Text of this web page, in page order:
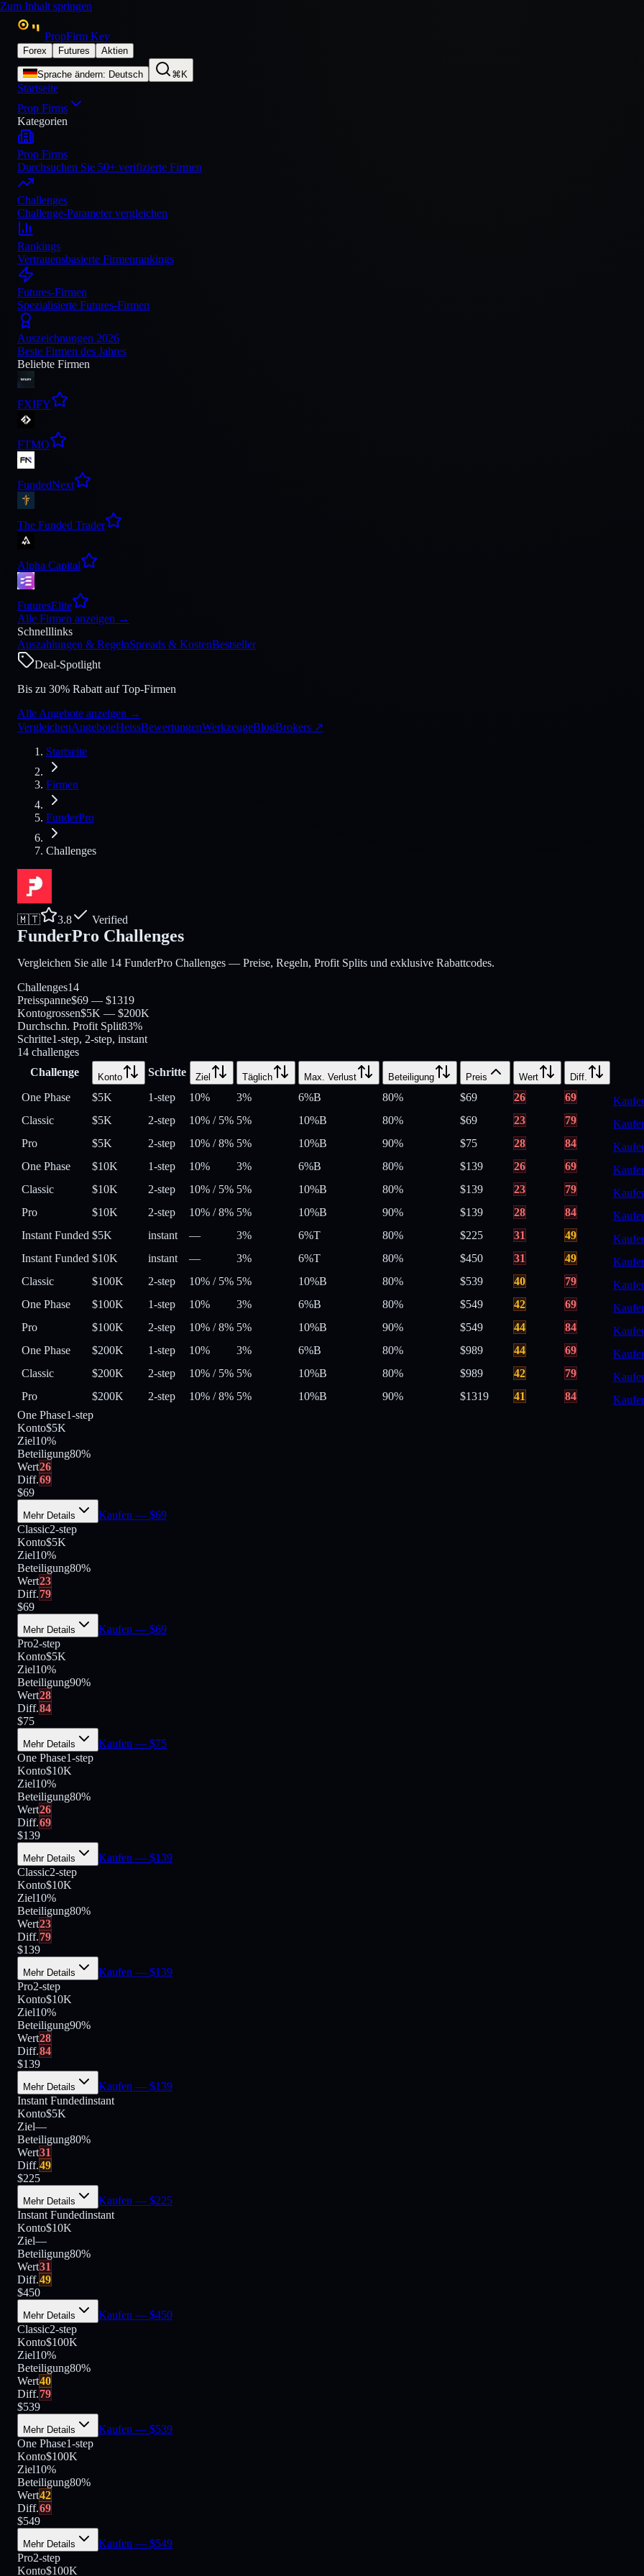
Zum Inhalt springen
PropFirm Key
Forex Futures Aktien
Sprache ändern: Deutsch ⌘K
Startseite
Prop Firms
Kategorien
Prop Firms
Durchsuchen Sie 50+ verifizierte Firmen
Challenges
Challenge-Parameter vergleichen
Rankings
Vertrauensbasierte Firmenrankings
Futures-Firmen
Spezialisierte Futures-Firmen
Auszeichnungen 2026
Beste Firmen des Jahres
Beliebte Firmen
FXIFY
FTMO
FundedNext
The Funded Trader
Alpha Capital
FuturesElite
Alle Firmen anzeigen →
Schnelllinks
Auszahlungen & RegelnSpreads & KostenBestseller
Deal-Spotlight
Bis zu 30% Rabatt auf Top-Firmen
Alle Angebote anzeigen →
VergleichenAngeboteHeissBewertungenWerkzeugeBlogBrokers ↗
Startseite
Firmen
FunderPro
Challenges
🇲🇹 3.8 Verified
FunderPro Challenges
Vergleichen Sie alle 14 FunderPro Challenges — Preise, Regeln, Profit Splits und exklusive Rabattcodes.
Challenges14
Preisspanne$69 — $1319
Kontogrossen$5K — $200K
Durchschn. Profit Split83%
Schritte1-step, 2-step, instant
14 challenges
Challenge
Konto Schritte Ziel Täglich Max. Verlust Beteiligung Preis Wert Diff.
One Phase $5K 1-step 10% 3% 6%B 80% $69 26 69
Classic
$5K 2-step 10% / 5% 5% 10%B 80% $69 23 79
Pro
$5K 2-step 10% /8% 5% 10%B 90% $75 28 84
One Phase
$10K 1-step 10% 3% 6%B 80% $139 26 69
Classic
$10K 2-step 10% / 5% 5% 10%B 80% $139 23 79
Pro
$10K 2-step 10% /8% 5% 10%B 90% $139 28 84
Instant Funded $5K instant — 3% 6%T 80% $225 31 49
Instant Funded $10K instant — 3% 6%T 80% $450 31 49
Classic
$100K 2-step 10% / 5% 5% 10%B 80% $539 40 79
One Phase
$100K 1-step 10% 3% 6%B 80% $549 42 69
Pro
$100K 2-step 10% /8% 5% 10%B 90% $549 44 84
One Phase
$200K 1-step 10% 3% 6%B 80% $989 44 69
Classic
$200K 2-step 10% / 5% 5% 10%B 80% $989 42 79
Pro
$200K 2-step 10% /8% 5% 10%B 90% $1319 41 84
One Phase1-step
Konto$5K
Ziel10%
Beteiligung80%
Wert26
Diff.69
$69
Mehr Details Kaufen — $69
Classic2-step
Konto$5K
Ziel10%
Beteiligung80%
Wert23
Diff.79
$69
Mehr Details Kaufen — $69
Pro2-step
Konto$5K
Ziel10%
Beteiligung90%
Wert28
Diff.84
$75
Mehr Details Kaufen — $75
One Phase1-step
Konto$10K
Ziel10%
Beteiligung80%
Wert26
Diff.69
$139
Mehr Details Kaufen — $139
Classic2-step
Konto$10K
Ziel10%
Beteiligung80%
Wert23
Diff.79
$139
Mehr Details Kaufen — $139
Pro2-step
Konto$10K
Ziel10%
Beteiligung90%
Wert28
Diff.84
$139
Mehr Details Kaufen — $139
Instant Fundedinstant
Konto$5K
Ziel—
Beteiligung80%
Wert31
Diff.49
$225
Mehr Details Kaufen — $225
Instant Fundedinstant
Konto$10K
Ziel—
Beteiligung80%
Wert31
Diff.49
$450
Mehr Details Kaufen — $450
Classic2-step
Konto$100K
Ziel10%
Beteiligung80%
Wert40
Diff.79
$539
Mehr Details Kaufen — $539
One Phase1-step
Konto$100K
Ziel10%
Beteiligung80%
Wert42
Diff.69
$549
Mehr Details Kaufen — $549
Pro2-step
Konto$100K